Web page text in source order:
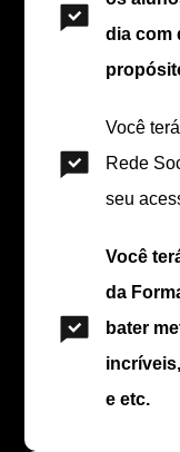
dia com
Você
Rede
seu
Você
da
bater
e etc.